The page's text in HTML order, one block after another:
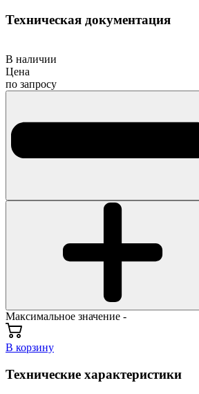
Техническая документация
В наличии
Цена
по запросу
Максимальное значение -
В корзину
Технические характеристики